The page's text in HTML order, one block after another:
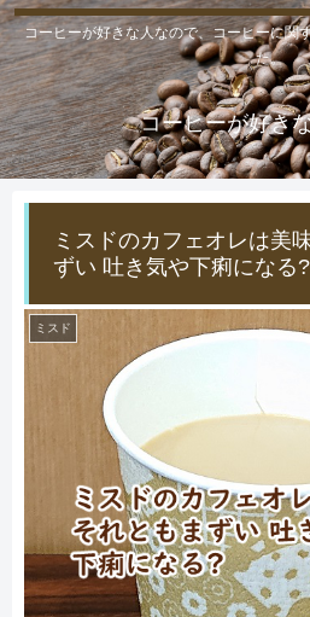
コーヒーが好きな人なので、コーヒーに関
た。
コーヒーが好き
ミスドのカフェオレは美
ずい 吐き気や下痢になる?
ミスド